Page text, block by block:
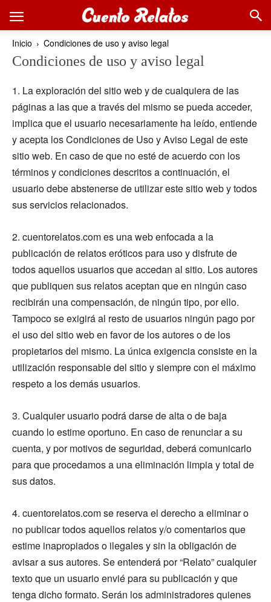
Inicio Condiciones de uso y aviso legal
Condiciones de uso y aviso legal
1. La exploración del sitio web y de cualquiera de las
páginas a las que a través del mismo se pueda acceder,
implica que el usuario necesariamente ha leído, entiende
y acepta los Condiciones de Uso y Aviso Legal de este
sitio web. En caso de que no esté de acuerdo con los
términos y condiciones descritos a continuación, el
usuario debe abstenerse de utilizar este sitio web y todos
sus servicios relacionados.
2. cuentorelatos.com es una web enfocada a la
publicación de relatos eróticos para uso y disfrute de
todos aquellos usuarios que accedan al sitio. Los autores
que publiquen sus relatos aceptan que en ningún caso
recibirán una compensación, de ningún tipo, por ello.
Tampoco se exigirá al resto de usuarios ningún pago por
el uso del sitio web en favor de los autores o de los
propietarios del mismo. La única exigencia consiste en la
utilización responsable del sitio y siempre con el máximo
respeto a los demás usuarios.
3. Cualquier usuario podrá darse de alta o de baja
cuando lo estime oportuno. En caso de renunciar a su
cuenta, y por motivos de seguridad, deberá comunicarlo
para que procedamos a una eliminación limpia y total de
sus datos.
4. cuentorelatos.com se reserva el derecho a eliminar o
no publicar todos aquellos relatos y/o comentarios que
estime inapropiados o ilegales y sin la obligación de
avisar a sus autores. Se entenderá por “Relato” cualquier
texto que un usuario envié para su publicación y que
tenga dicho formato. Serán los administradores quienes